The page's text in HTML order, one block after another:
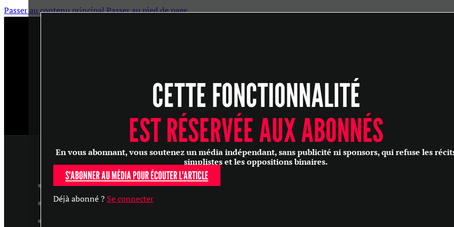
Passer au contenu principalPasser au pied de page
SANTÉ
PHILOSOPHIE
CULTURE
SOCIÉTÉ
ARTICLES
MASTERCLASS
CETTE FONCTIONNALITÉ
EST RÉSERVÉE AUX ABONNÉS
En vous abonnant, vous soutenez un média indépendant, sans publicité ni sponsors, qui refuse les
simplistes et les oppositions binaires.
S'ABONNER AU MÉDIA POUR ÉCOUTER L'ARTICLE
Déjà abonné ? Se connecter